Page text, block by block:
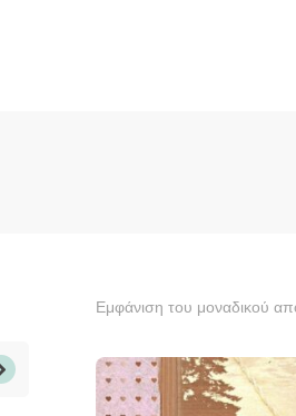
Εμφάνιση του μοναδικού